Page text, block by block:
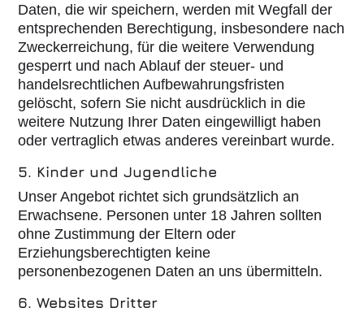
Daten, die wir speichern, werden mit Wegfall der
entsprechenden Berechtigung, insbesondere nach
Zweckerreichung, für die weitere Verwendung
gesperrt und nach Ablauf der steuer- und
handelsrechtlichen Aufbewahrungsfristen
gelöscht, sofern Sie nicht ausdrücklich in die
weitere Nutzung Ihrer Daten eingewilligt haben
oder vertraglich etwas anderes vereinbart wurde.
5. Kinder und Jugendliche
Unser Angebot richtet sich grundsätzlich an
Erwachsene. Personen unter 18 Jahren sollten
ohne Zustimmung der Eltern oder
Erziehungsberechtigten keine
personenbezogenen Daten an uns übermitteln.
6. Websites Dritter